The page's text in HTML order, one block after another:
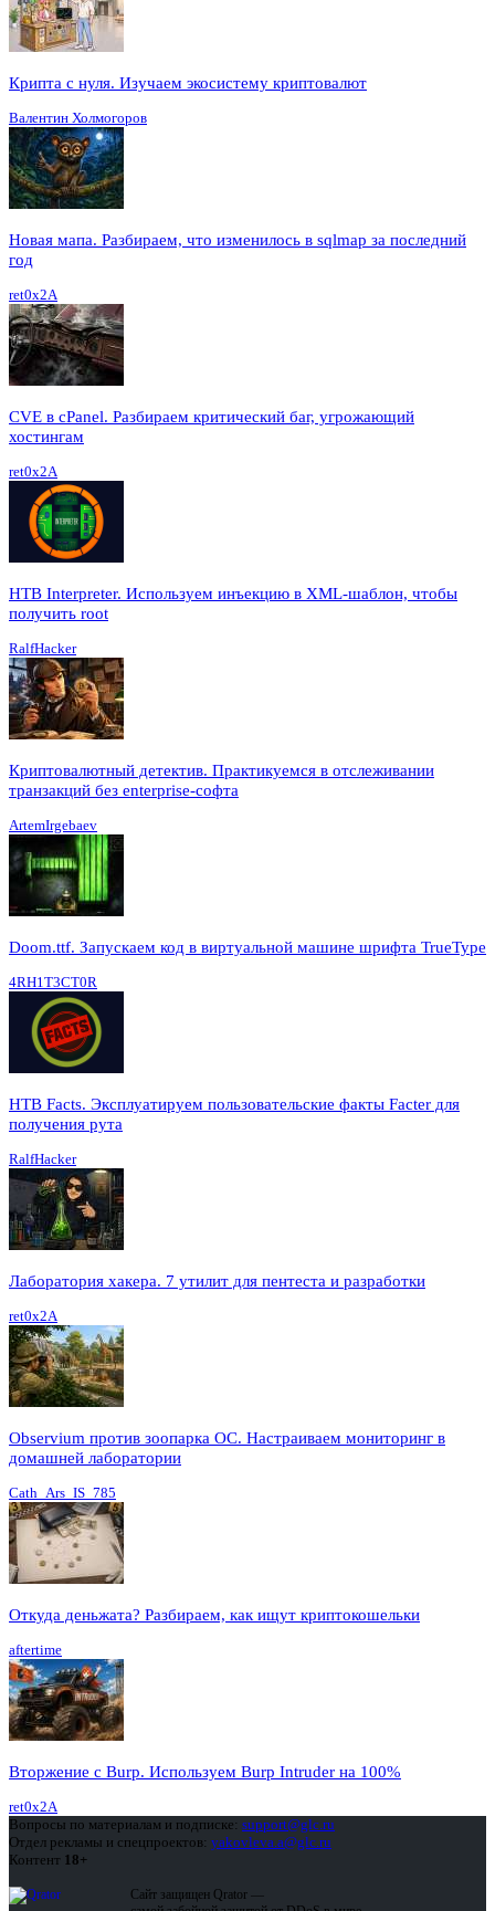
Крипта с нуля. Изучаем экосистему криптовалют
Валентин Холмогоров
Новая мапа. Разбираем, что изменилось в sqlmap за последний
год
ret0x2A
CVE в cPanel. Разбираем критический баг, угрожающий
хостингам
ret0x2A
HTB Interpreter. Используем инъекцию в XML-шаблон, чтобы
получить root
RalfHacker
Криптовалютный детектив. Практикуемся в отслеживании
транзакций без enterprise-софта
ArtemIrgebaev
Doom.ttf. Запускаем код в виртуальной машине шрифта TrueType
4RH1T3CT0R
HTB Facts. Эксплуатируем пользовательские факты Facter для
получения рута
RalfHacker
Лаборатория хакера. 7 утилит для пентеста и разработки
ret0x2A
Observium против зоопарка ОС. Настраиваем мониторинг в
домашней лаборатории
Cath_Ars_IS_785
Откуда деньжата? Разбираем, как ищут криптокошельки
aftertime
Вторжение с Burp. Используем Burp Intruder на 100%
ret0x2A
Вопросы по материалам и подписке: support@glc.ru
Отдел рекламы и спецпроектов: yakovleva.a@glc.ru
Контент 18+
Сайт защищен Qrator —